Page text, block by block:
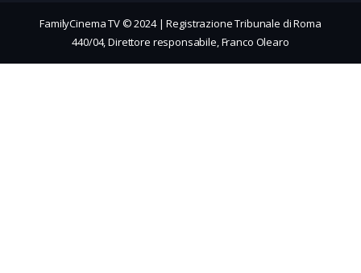
FamilyCinema TV © 2024 | Registrazione Tribunale di Roma
440/04, Direttore responsabile, Franco Olearo